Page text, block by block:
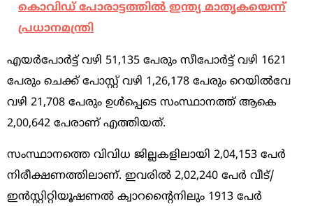
കൊവിഡ് പോരാട്ടത്തില്‍ ഇന്ത്യ മാതൃകയെന്ന്
പ്രധാനമന്ത്രി
എയര്‍പോര്‍ട്ട് വഴി 51,135 പേരും സീപോര്‍ട്ട് വഴി 1621
പേരും ചെക്ക് പോസ്റ്റ് വഴി 1,26,178 പേരും റെയില്‍വേ
വഴി 21,708 പേരും ഉള്‍പ്പെടെ സംസ്ഥാനത്ത് ആകെ
2,00,642 പേരാണ് എത്തിയത്.
സംസ്ഥാനത്തെ വിവിധ ജില്ലകളിലായി 2,04,153 പേര്‍
നിരീക്ഷണത്തിലാണ്. ഇവരില്‍ 2,02,240 പേര്‍ വീട്/
ഇന്‍സ്റ്റിറ്റിയൂഷണല്‍ ക്വാറന്റൈനിലും 1913 പേര്‍